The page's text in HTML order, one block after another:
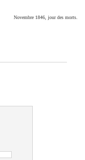
Novembre 1846, jour des morts.